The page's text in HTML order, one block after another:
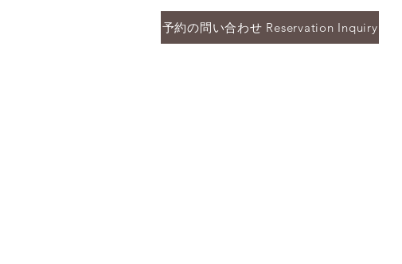
予約の問い合わせ Reservation Inquiry